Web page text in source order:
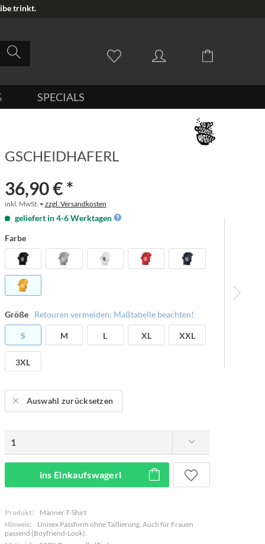
trinkt.
SPECIALS
GSCHEIDHAFERL
36,90 € *
inkl. MwSt. • zzgl. Versandkosten
geliefert in 4-6 Werktagen
Farbe
Größe Retouren vermeiden: Maßtabelle beachten!
S M L XL XXL
3XL
Auswahl zurücksetzen
ins Einkaufswagerl
Produkt:
Männer T-Shirt
Hinweis:
Unisex Passform ohne Taillierung. Auch für Frauen
passend (Boyfriend-Look).